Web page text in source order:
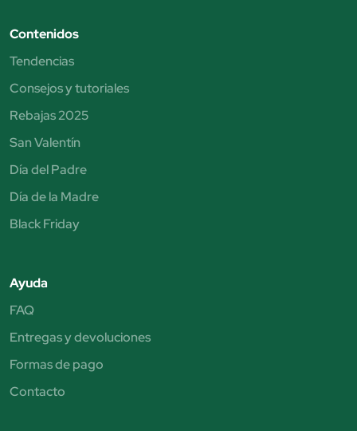
Contenidos
Tendencias
Consejos y tutoriales
Rebajas 2025
San Valentín
Día del Padre
Día de la Madre
Black Friday
Ayuda
FAQ
Entregas y devoluciones
Formas de pago
Contacto